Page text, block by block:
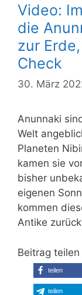
Video:
die
zur
Check
30. März
Anunnaki
Welt
Planeten
kamen sie
bisher
eigenen
kommen
Antike
Beitrag teilen
teilen
teilen